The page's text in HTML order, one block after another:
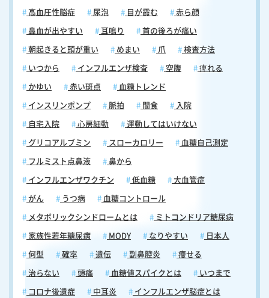
高血圧性脳症 尿泡 目が霞む 赤ら顔
鼻血が出やすい 耳鳴り 首の後ろが痛い
朝起きると頭が重い めまい 爪 検査方法
いつから インフルエンザ検査 空腹 痺れる
かゆい 赤い斑点 血糖トレンド
インスリンポンプ 脈拍 間食 入院
自宅入院 心房細動 運動してはいけない
グリコアルブミン スローカロリー 血糖自己測定
フルミスト点鼻液 鼻から
インフルエンザワクチン 低血糖 大血管症
がん うつ病 血糖コントロール
メタボリックシンドロームとは ミトコンドリア糖尿病
家族性若年糖尿病 MODY なりやすい 日本人
何型 確率 遺伝 副鼻腔炎 痩せる
治らない 頭痛 血糖値スパイクとは いつまで
コロナ後遺症 中耳炎 インフルエンザ脳症とは